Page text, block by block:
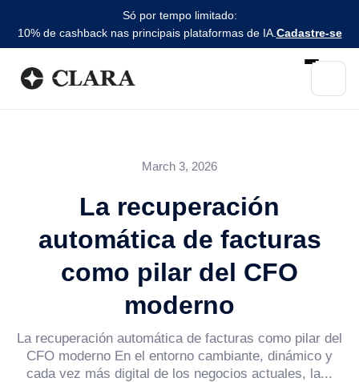
Só por tempo limitado:
10% de cashback nas principais plataformas de IA. Cadastre-se
March 3, 2026
La recuperación
automática de facturas
como pilar del CFO
moderno
La recuperación automática de facturas como pilar del
CFO moderno En el entorno cambiante, dinámico y
cada vez más digital de los negocios actuales, la...